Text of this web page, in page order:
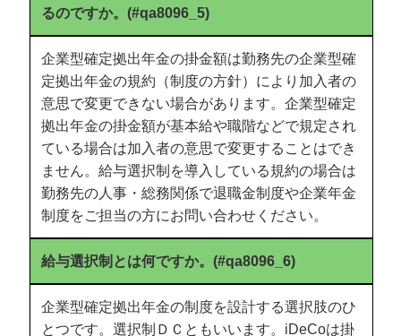
るのですか。(#qa8096_5)
企業型確定拠出年金の掛金額は勤務先の企業型確
定拠出年金の規約（制度の方針）により加入者の
意思で変更できない場合があります。企業型確定
拠出年金の掛金額が基本給や職階などで規定され
ている場合は加入者の意思で変更することはでき
ません。給与選択制を導入している規約の場合は
勤務先の人事・総務関係で退職金制度や企業年金
制度をご担当の方にお問い合わせください。
給与選択制とは何ですか。(#qa8096_6)
企業型確定拠出年金の制度を設計する選択肢のひ
とつです。選択制ＤＣともいいます。iDeCoは掛